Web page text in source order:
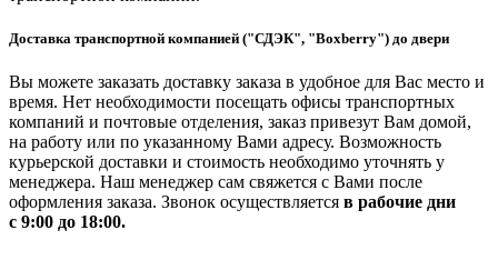
Доставка транспортной компанией ("СДЭК", "Boxberry") до двери
Вы можете заказать доставку заказа в удобное для Вас место и
время. Нет необходимости посещать офисы транспортных
компаний и почтовые отделения, заказ привезут Вам домой,
на работу или по указанному Вами адресу. Возможность
курьерской доставки и стоимость необходимо уточнять у
менеджера. Наш менеджер сам свяжется с Вами после
оформления заказа. Звонок осуществляется в рабочие дни
с 9:00 до 18:00.